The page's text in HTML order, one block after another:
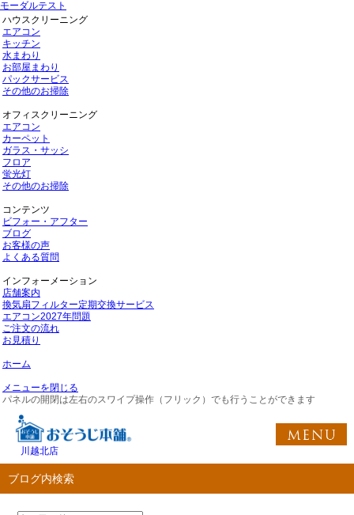
モーダルテスト
ハウスクリーニング
エアコン
キッチン
水まわり
お部屋まわり
パックサービス
その他のお掃除
オフィスクリーニング
エアコン
カーペット
ガラス・サッシ
フロア
蛍光灯
その他のお掃除
コンテンツ
ビフォー・アフター
ブログ
お客様の声
よくある質問
インフォーメーション
店舗案内
換気扇フィルター定期交換サービス
エアコン2027年問題
ご注文の流れ
お見積り
ホーム
メニューを閉じる
パネルの開閉は左右のスワイプ操作（フリック）でも行うことができます
川越北店
ブログ内検索